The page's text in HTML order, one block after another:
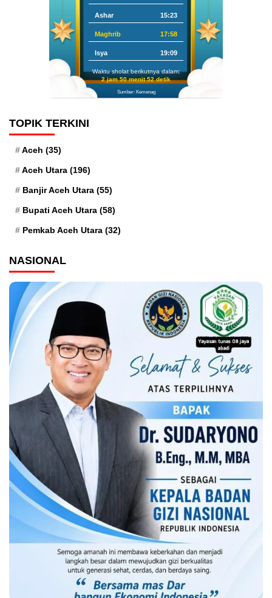
Ashar 15:23
Maghrib 17:58
Isya 19:09
Waktu sholat berikutnya dalam:
2 jam 50 menit 51 detik
Sumber: Kemenag
TOPIK TERKINI
Aceh (35)
Aceh Utara (196)
Banjir Aceh Utara (55)
Bupati Aceh Utara (58)
Pemkab Aceh Utara (32)
NASIONAL